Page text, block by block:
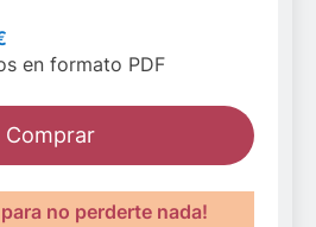
en formato PDF
Comprar
no perderte nada!